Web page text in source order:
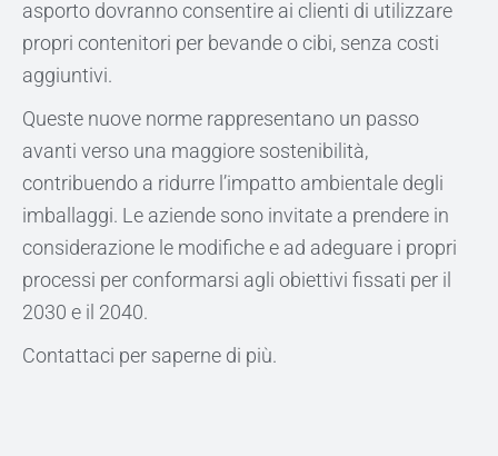
asporto dovranno consentire ai clienti di utilizzare
propri contenitori per bevande o cibi, senza costi
aggiuntivi.
Queste nuove norme rappresentano un passo
avanti verso una maggiore sostenibilità,
contribuendo a ridurre l’impatto ambientale degli
imballaggi. Le aziende sono invitate a prendere in
considerazione le modifiche e ad adeguare i propri
processi per conformarsi agli obiettivi fissati per il
2030 e il 2040.
Contattaci per saperne di più.